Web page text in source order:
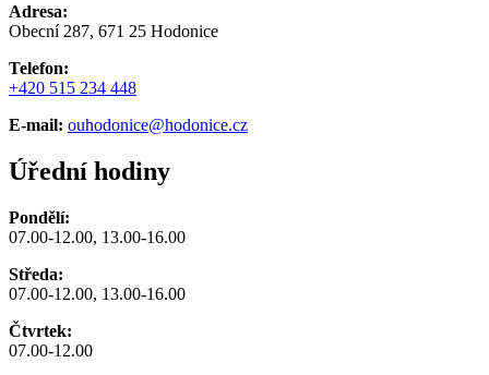
Adresa:
Obecní 287, 671 25 Hodonice
Telefon:
+420 515 234 448
E-mail: ouhodonice@hodonice.cz
Úřední hodiny
Pondělí:
07.00-12.00, 13.00-16.00
Středa:
07.00-12.00, 13.00-16.00
Čtvrtek:
07.00-12.00